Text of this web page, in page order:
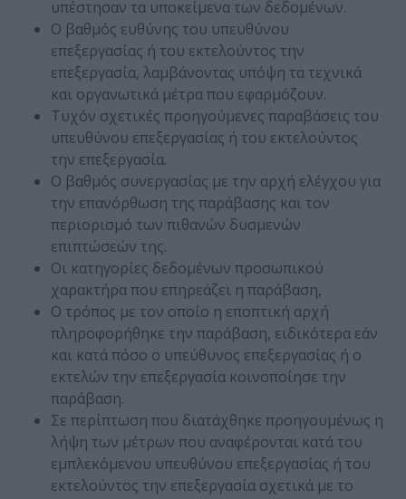
υπέστησαν τα υποκείμενα των δεδομένων.
Ο βαθμός ευθύνης του υπευθύνου
επεξεργασίας ή του εκτελούντος την
επεξεργασία, λαμβάνοντας υπόψη τα τεχνικά
και οργανωτικά μέτρα που εφαρμόζουν.
Τυχόν σχετικές προηγούμενες παραβάσεις του
υπευθύνου επεξεργασίας ή του εκτελούντος
την επεξεργασία.
Ο βαθμός συνεργασίας με την αρχή ελέγχου για
την επανόρθωση της παράβασης και τον
περιορισμό των πιθανών δυσμενών
επιπτώσεών της.
Οι κατηγορίες δεδομένων προσωπικού
χαρακτήρα που επηρεάζει η παράβαση,
Ο τρόπος με τον οποίο η εποπτική αρχή
πληροφορήθηκε την παράβαση, ειδικότερα εάν
και κατά πόσο ο υπεύθυνος επεξεργασίας ή ο
εκτελών την επεξεργασία κοινοποίησε την
παράβαση.
Σε περίπτωση που διατάχθηκε προηγουμένως η
λήψη των μέτρων που αναφέρονται κατά του
εμπλεκόμενου υπευθύνου επεξεργασίας ή του
εκτελούντος την επεξεργασία σχετικά με το